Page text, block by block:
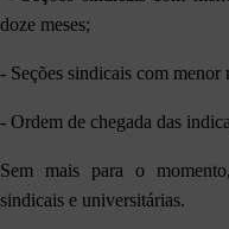
doze meses;
- Seções sindicais com menor
- Ordem de chegada das
Sem mais para o
sindicais e universitárias.